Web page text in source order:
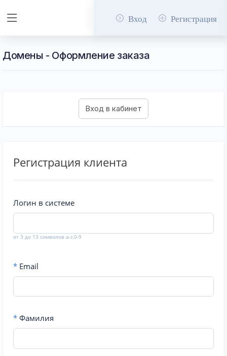
Вход Регистрация
Домены - Оформление заказа
Регистрация клиента
Логин в системе
от 3 до 13 символов a-z,0-9
* Email
* Фамилия